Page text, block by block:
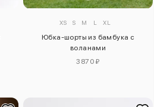
XS S M L XL
Юбка-шорты из бамбука с
воланами
3870 ₽